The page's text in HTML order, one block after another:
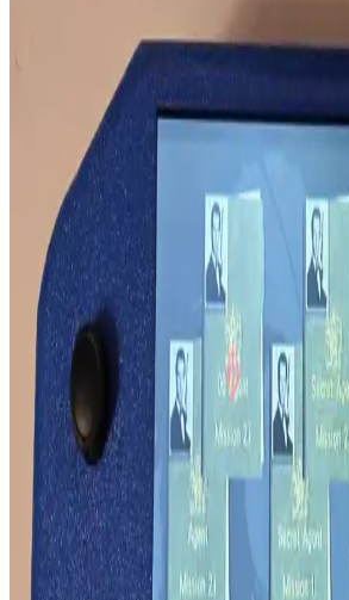
seviyelerde kırpılması sonucu oluşan, kare
yumuşak kenarlı bir sinyal formudur. Ses
Klima Ünitesinden Gelen Metalik
ve Normalliği Hakkında Detaylı
Klima ünitelerinden gelen metalik sesler
teknolojisi ve defrost döngüsünden
yüksek sesler mekanik arızaların işareti
önerilir.
3.5mm Kulaklık Jakında Radyo
Mikrofon Ses Bozulmaları
3.5mm kulaklık jakına bağlı mikrofonlarda
radyo frekanslarının elektromanyetik
parazitler, gerçek dinleme faaliyetleriyle
Mikado MD SBT25 ve Lecoo
Karşılaştırması ve Kullanım
Mikado MD SBT25 ve Lecoo DS103
detaylı karşılaştırmasıyla, hangi modelin
olduğunu öğrenin ve doğru seçimi yapın.